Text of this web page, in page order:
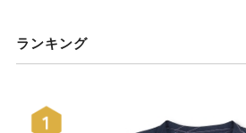
ランキング